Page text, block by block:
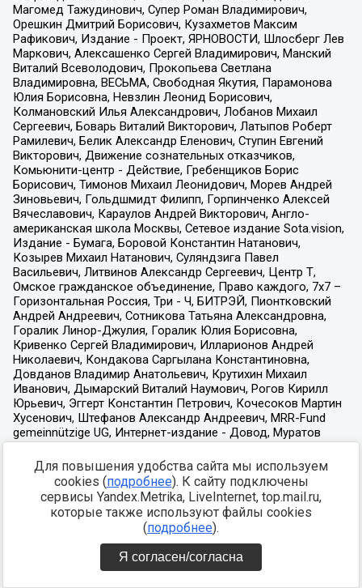
Для повышения удобства сайта мы используем
cookies (подробнее). К сайту подключены
сервисы Yandex.Metrika, LiveInternet, top.mail.ru,
которые также используют файлы cookies
(подробнее).
Я согласен/согласна